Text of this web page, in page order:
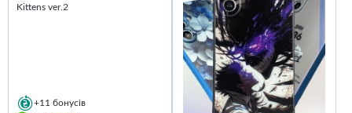
Kittens ver.2
+11 бонусів